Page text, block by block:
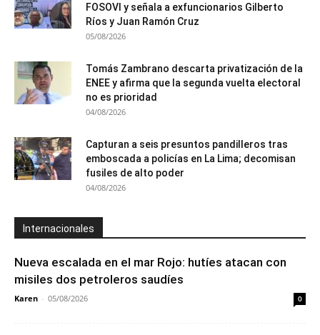
FOSOVI y señala a exfuncionarios Gilberto
Ríos y Juan Ramón Cruz
05/08/2026
Tomás Zambrano descarta privatización de la
ENEE y afirma que la segunda vuelta electoral
no es prioridad
04/08/2026
Capturan a seis presuntos pandilleros tras
emboscada a policías en La Lima; decomisan
fusiles de alto poder
04/08/2026
Internacionales
Nueva escalada en el mar Rojo: hutíes atacan con
misiles dos petroleros saudíes
Karen - 05/08/2026 0